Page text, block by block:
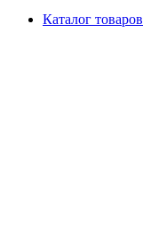
Каталог товаров